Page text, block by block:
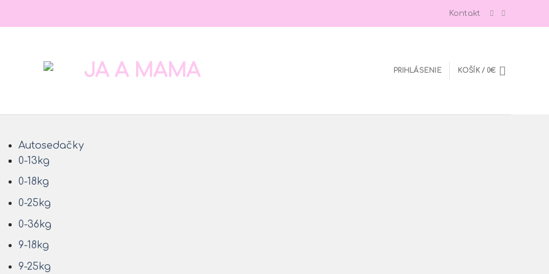
Kontakt
PRIHLÁSENIE KOŠÍK / 0€
Autosedačky
0-13kg
0-18kg
0-25kg
0-36kg
9-18kg
9-25kg